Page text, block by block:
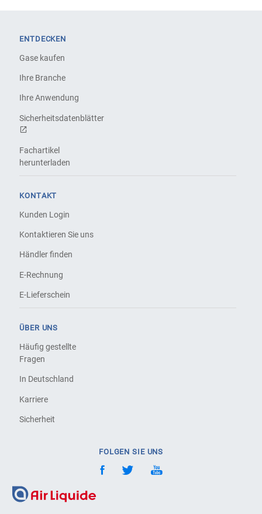
ENTDECKEN
Gase kaufen
Ihre Branche
Ihre Anwendung
Sicherheitsdatenblätter
Fachartikel
herunterladen
KONTAKT
Kunden Login
Kontaktieren Sie uns
Händler finden
E-Rechnung
E-Lieferschein
ÜBER UNS
Häufig gestellte
Fragen
In Deutschland
Karriere
Sicherheit
FOLGEN SIE UNS